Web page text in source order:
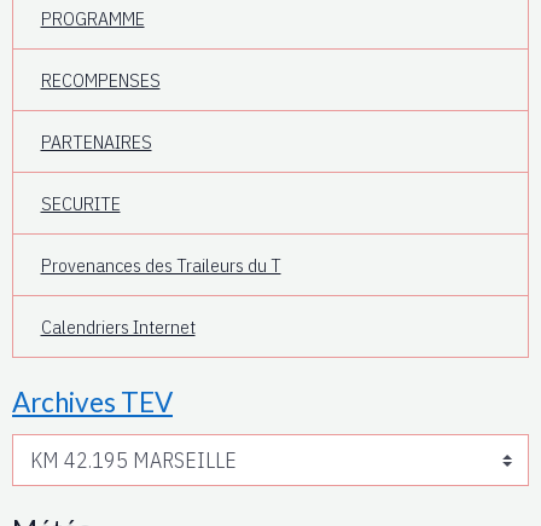
PROGRAMME
RECOMPENSES
PARTENAIRES
SECURITE
Provenances des Traileurs du T
Calendriers Internet
Archives TEV